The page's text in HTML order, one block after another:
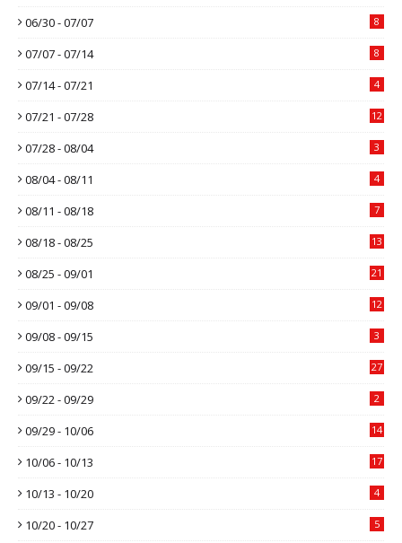
06/30 - 07/07 8
07/07 - 07/14 8
07/14 - 07/21 4
07/21 - 07/28 12
07/28 - 08/04 3
08/04 - 08/11 4
08/11 - 08/18 7
08/18 - 08/25 13
08/25 - 09/01 21
09/01 - 09/08 12
09/08 - 09/15 3
09/15 - 09/22 27
09/22 - 09/29 2
09/29 - 10/06 14
10/06 - 10/13 17
10/13 - 10/20 4
10/20 - 10/27 5